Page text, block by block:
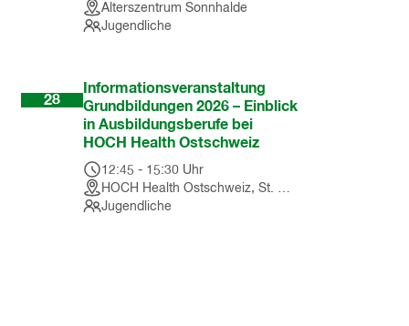
Alterszentrum Sonnhalde
Jugendliche
28
Informationsveranstaltung
Grundbildungen 2026 – Einblick
in Ausbildungsberufe bei
HOCH Health Ostschweiz
12:45 - 15:30Uhr
Jugendliche